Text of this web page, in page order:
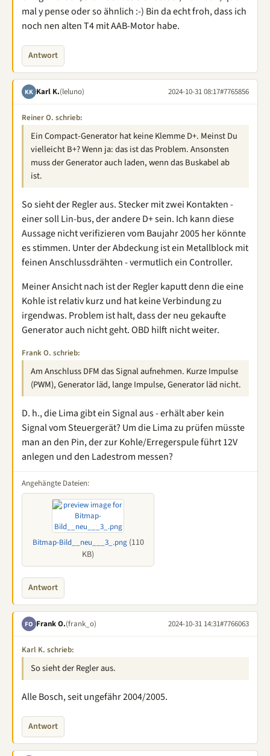
mal y pense oder so ähnlich :-) Bin da echt froh, dass ich
noch nen alten T4 mit AAB-Motor habe.
Antwort
KK Karl K.(leluno) 2024-10-31 08:17#7765856
Reiner O. schrieb:
Ein Compact-Generator hat keine Klemme D+. Meinst Du
vielleicht B+? Wenn ja: das ist das Problem. Ansonsten
muss der Generator auch laden, wenn das Buskabel ab
ist.
So sieht der Regler aus. Stecker mit zwei Kontakten -
einer soll Lin-bus, der andere D+ sein. Ich kann diese
Aussage nicht verifizieren vom Baujahr 2005 her könnte
es stimmen. Unter der Abdeckung ist ein Metallblock mit
feinen Anschlussdrähten - vermutlich ein Controller.
Meiner Ansicht nach ist der Regler kaputt denn die eine
Kohle ist relativ kurz und hat keine Verbindung zu
irgendwas. Problem ist halt, dass der neu gekaufte
Generator auch nicht geht. OBD hilft nicht weiter.
Frank O. schrieb:
Am Anschluss DFM das Signal aufnehmen. Kurze Impulse
(PWM), Generator läd, lange Impulse, Generator läd nicht.
D. h., die Lima gibt ein Signal aus - erhält aber kein
Signal vom Steuergerät? Um die Lima zu prüfen müsste
man an den Pin, der zur Kohle/Erregerspule führt 12V
anlegen und den Ladestrom messen?
Angehängte Dateien:
Bitmap-Bild__neu___3_.png(110
KB)
Antwort
FO Frank O.(frank_o) 2024-10-31 14:31#7766063
Karl K. schrieb:
So sieht der Regler aus.
Alle Bosch, seit ungefähr 2004/2005.
Antwort